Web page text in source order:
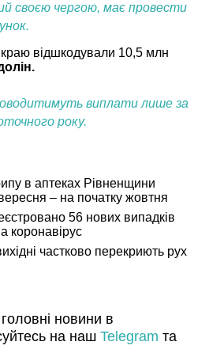
своєю чергою, має провести
відшкодували 10,5 млн
виплати лише за
року.
в аптеках Рівненщини
вересня – на початку жовтня
56 нових випадків
коронавірус
частково перекриють рух
новини в
на наш Telegram та